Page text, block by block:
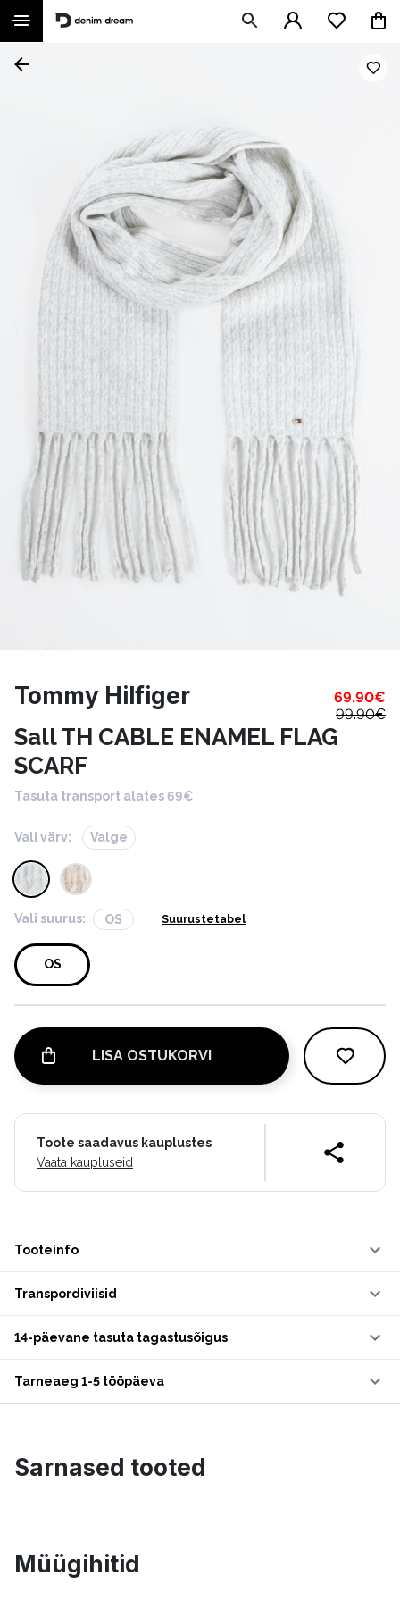
Tommy Hilfiger 69.90€
99.90€
Sall TH CABLE ENAMEL FLAG
SCARF
Tasuta transport alates 69€
Vali värv: Valge
Vali suurus: OS Suurustetabel
OS
LISA OSTUKORVI
Toote saadavus kauplustes
Vaata kaupluseid
Tooteinfo
Transpordiviisid
14-päevane tasuta tagastusõigus
Tarneaeg 1-5 tööpäeva
Sarnased tooted
Müügihitid